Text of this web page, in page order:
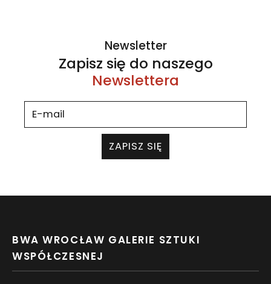
Newsletter
Zapisz się do naszego
Newslettera
ZAPISZ SIĘ
BWA WROCŁAW GALERIE SZTUKI
WSPÓŁCZESNEJ